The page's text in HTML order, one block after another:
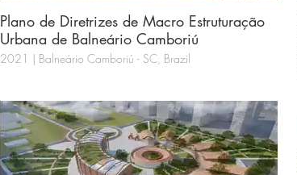
Plano de Diretrizes de Macro Estruturação
Urbana de Balneário Camboriú
2021 | Balneário Camboriú - SC, Brazil